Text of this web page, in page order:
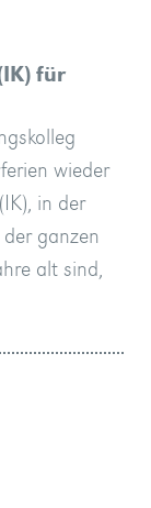
für
wieder
in der
ganzen
alt sind,